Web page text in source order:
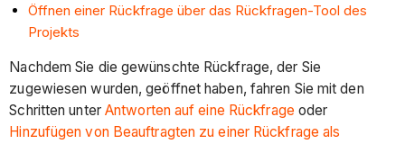
Öffnen einer Rückfrage über das Rückfragen-Tool des
Projekts
Nachdem Sie die gewünschte Rückfrage, der Sie
zugewiesen wurden, geöffnet haben, fahren Sie mit den
Schritten unter Antworten auf eine Rückfrage oder
Hinzufügen von Beauftragten zu einer Rückfrage als